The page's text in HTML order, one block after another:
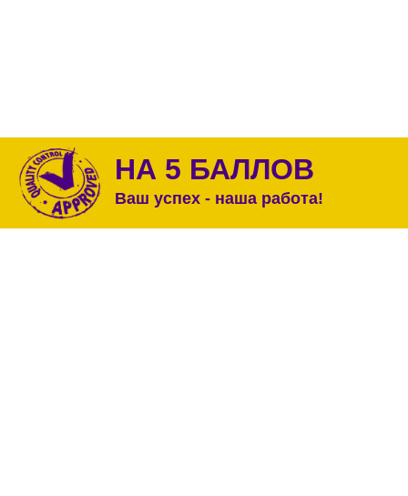
НА 5 БАЛЛОВ
Ваш успех - наша работа!